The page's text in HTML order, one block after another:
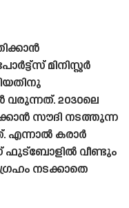
മിനിസ്റ്റർ
വരുന്നത്. 2030ലെ
സൗദി നടത്തുന്ന
എന്നാൽ കരാർ
ഫുട്ബോളിൽ വീണ്ടും
നടക്കാതെ